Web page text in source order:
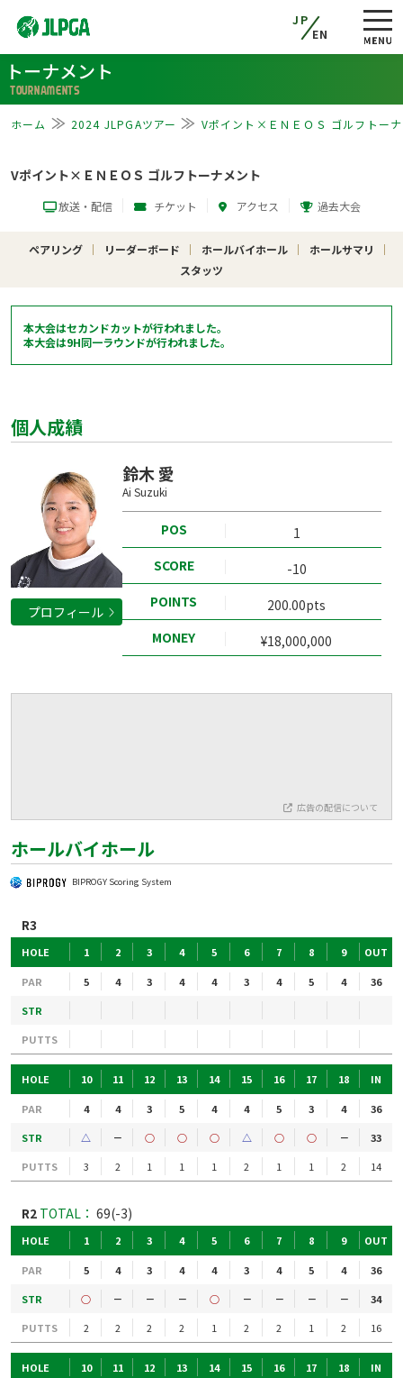
JP
EN
トーナメント
TOURNAMENTS
ホーム 2024 JLPGAツアー Vポイント×ＥＮＥＯＳ ゴルフトー
Vポイント×ＥＮＥＯＳ ゴルフトーナメント
放送・配信 チケット アクセス 過去大会
ペアリング リーダーボード ホールバイホール
ホールサマリ
スタッツ
本大会はセカンドカットが行われました。
本大会は9H同一ラウンドが行われました。
個人成績
プロフィール
鈴木 愛
Ai Suzuki
POS
1
SCORE
-10
POINTS
200.00pts
MONEY
¥18,000,000
広告の配信について
ホールバイホール
BIPROGY Scoring System
R3
HOLE 1 2 3 4 5 6 7 8 9 OUT
PAR 5 4 3 4 4 3 4 5 4
36
STR
PUTTS
HOLE 10 11 12 13 14 15 16 17 18 IN
PAR 4 4 3 5 4 4 5 3 4
36
STR
△ － ○ ○ ○ △ ○ ○ －
33
PUTTS
3 2 1 1 1 2 1 1 2 14
R2 TOTAL： 69(-3)
HOLE 1 2 3 4 5 6 7 8 9 OUT
PAR 5 4 3 4 4 3 4 5 4
36
STR
○ － － － ○ － － － －
34
PUTTS
2 2 2 2 1 2 2 1 2 16
HOLE 10 11 12 13 14 15 16 17 18 IN